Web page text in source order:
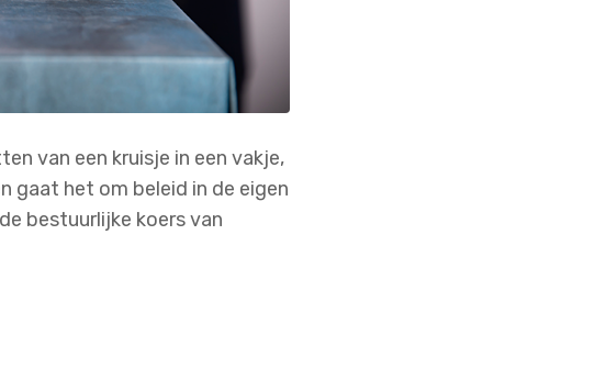
van een kruisje in een vakje,
gaat het om beleid in de eigen
bestuurlijke koers van